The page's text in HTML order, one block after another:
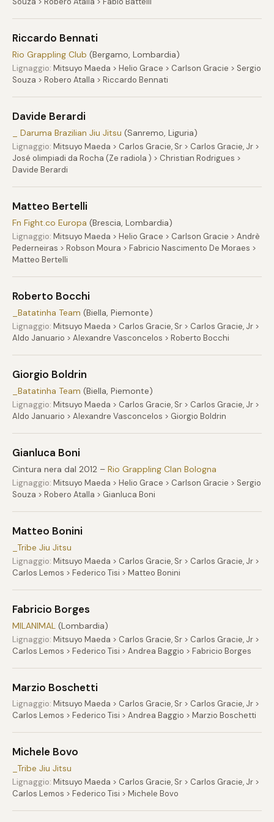
Riccardo Bennati
Rio Grappling Club (Bergamo, Lombardia)
Lignaggio: Mitsuyo Maeda > Helio Grace > Carlson Gracie > Sergio
Souza > Robero Atalla > Riccardo Bennati
Davide Berardi
_ Daruma Brazilian Jiu Jitsu (Sanremo, Liguria)
Lignaggio: Mitsuyo Maeda > Carlos Gracie, Sr > Carlos Gracie, Jr >
José olimpiadi da Rocha (Ze radiola ) > Christian Rodrigues >
Davide Berardi
Matteo Bertelli
Fn Fight.co Europa (Brescia, Lombardia)
Lignaggio: Mitsuyo Maeda > Helio Grace > Carlson Gracie > Andrè
Pederneiras > Robson Moura > Fabricio Nascimento De Moraes >
Matteo Bertelli
Roberto Bocchi
_Batatinha Team (Biella, Piemonte)
Lignaggio: Mitsuyo Maeda > Carlos Gracie, Sr > Carlos Gracie, Jr >
Aldo Januario > Alexandre Vasconcelos > Roberto Bocchi
Giorgio Boldrin
_Batatinha Team (Biella, Piemonte)
Lignaggio: Mitsuyo Maeda > Carlos Gracie, Sr > Carlos Gracie, Jr >
Aldo Januario > Alexandre Vasconcelos > Giorgio Boldrin
Gianluca Boni
Cintura nera dal 2012 – Rio Grappling Clan Bologna
Lignaggio: Mitsuyo Maeda > Helio Grace > Carlson Gracie > Sergio
Souza > Robero Atalla > Gianluca Boni
Matteo Bonini
_Tribe Jiu Jitsu
Lignaggio: Mitsuyo Maeda > Carlos Gracie, Sr > Carlos Gracie, Jr >
Carlos Lemos > Federico Tisi > Matteo Bonini
Fabricio Borges
MILANIMAL (Lombardia)
Lignaggio: Mitsuyo Maeda > Carlos Gracie, Sr > Carlos Gracie, Jr >
Carlos Lemos > Federico Tisi > Andrea Baggio > Fabricio Borges
Marzio Boschetti
Lignaggio: Mitsuyo Maeda > Carlos Gracie, Sr > Carlos Gracie, Jr >
Carlos Lemos > Federico Tisi > Andrea Baggio > Marzio Boschetti
Michele Bovo
_Tribe Jiu Jitsu
Lignaggio: Mitsuyo Maeda > Carlos Gracie, Sr > Carlos Gracie, Jr >
Carlos Lemos > Federico Tisi > Michele Bovo